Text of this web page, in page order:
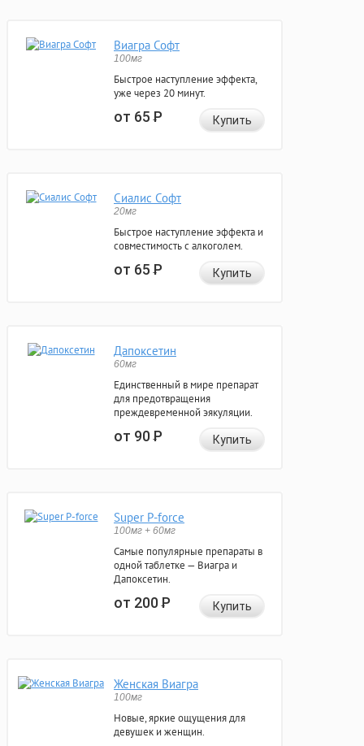
Виагра Софт
100мг
Быстрое наступление эффекта,
уже через 20 минут.
от 65Р Купить
Сиалис Софт
20мг
Быстрое наступление эффекта и
совместимость с алкоголем.
от 65Р Купить
Дапоксетин
60мг
Единственный в мире препарат
для предотвращения
преждевременной эякуляции.
от 90Р Купить
Super P-force
100мг + 60мг
Самые популярные препараты в
одной таблетке — Виагра и
Дапоксетин.
от 200Р Купить
Женская Виагра
100мг
Новые, яркие ощущения для
девушек и женщин.